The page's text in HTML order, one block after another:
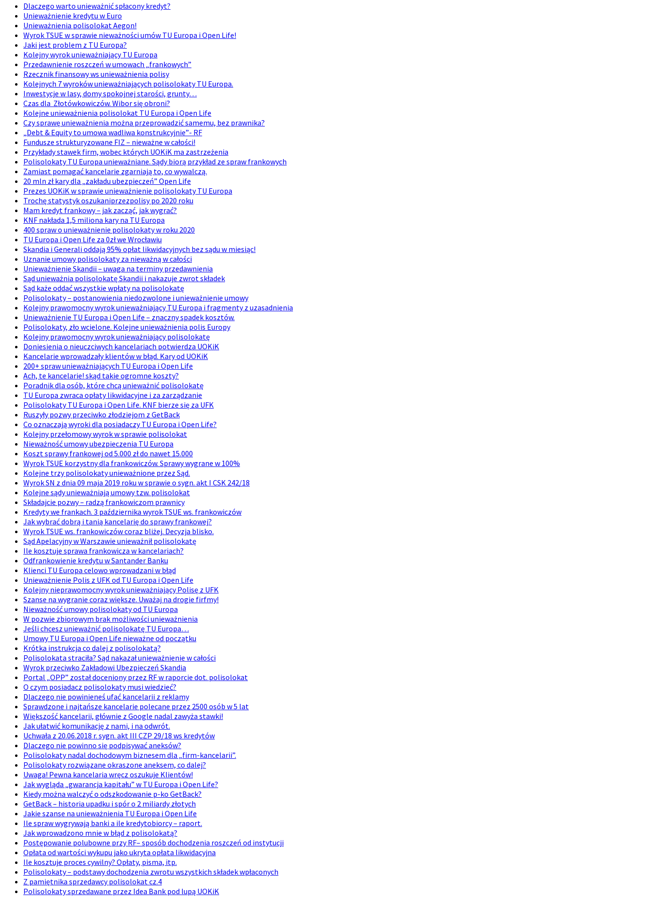
Dlaczego warto unieważnić spłacony kredyt?
Unieważnienie kredytu w Euro
Unieważnienia polisolokat Aegon!
Wyrok TSUE w sprawie nieważności umów TU Europa i Open Life!
Jaki jest problem z TU Europa?
Kolejny wyrok unieważniający TU Europa
Przedawnienie roszczeń w umowach „frankowych”
Rzecznik finansowy ws unieważnienia polisy
Kolejnych 7 wyroków unieważniających polisolokaty TU Europa.
Inwestycje w lasy, domy spokojnej starości, grunty…
Czas dla Złotówkowiczów. Wibor się obroni?
Kolejne unieważnienia polisolokat TU Europa i Open Life
Czy sprawę unieważnienia można przeprowadzić samemu, bez prawnika?
„Debt & Equity to umowa wadliwa konstrukcyjnie”- RF
Fundusze strukturyzowane FIZ – nieważne w całości!
Przykłady stawek firm, wobec których UOKiK ma zastrzeżenia
Polisolokaty TU Europa unieważniane. Sądy biorą przykład ze spraw frankowych
Zamiast pomagać kancelarie zgarniają to, co wywalczą.
20 mln zł kary dla „zakładu ubezpieczeń” Open Life
Prezes UOKiK w sprawie unieważnienie polisolokaty TU Europa
Trochę statystyk oszukaniprzezpolisy po 2020 roku
Mam kredyt frankowy – jak zacząć, jak wygrać?
KNF nakłada 1,5 miliona kary na TU Europa
400 spraw o unieważnienie polisolokaty w roku 2020
TU Europa i Open Life za 0zł we Wrocławiu
Skandia i Generali oddają 95% opłat likwidacyjnych bez sądu w miesiąc!
Uznanie umowy polisolokaty za nieważną w całości
Unieważnienie Skandii – uwaga na terminy przedawnienia
Sąd unieważnia polisolokatę Skandii i nakazuje zwrot składek
Sąd każe oddać wszystkie wpłaty na polisolokatę
Polisolokaty – postanowienia niedozwolone i unieważnienie umowy
Kolejny prawomocny wyrok unieważniający TU Europa i fragmenty z uzasadnienia
Unieważnienie TU Europa i Open Life – znaczny spadek kosztów.
Polisolokaty, zło wcielone. Kolejne unieważnienia polis Europy
Kolejny prawomocny wyrok unieważniający polisolokatę
Doniesienia o nieuczciwych kancelariach potwierdza UOKiK
Kancelarie wprowadzały klientów w błąd. Kary od UOKiK
200+ spraw unieważniających TU Europa i Open Life
Ach, te kancelarie! skąd takie ogromne koszty?
Poradnik dla osób, które chcą unieważnić polisolokatę
TU Europa zwraca opłaty likwidacyjne i za zarządzanie
Polisolokaty TU Europa i Open Life. KNF bierze się za UFK
Ruszyły pozwy przeciwko złodziejom z GetBack
Co oznaczają wyroki dla posiadaczy TU Europa i Open Life?
Kolejny przełomowy wyrok w sprawie polisolokat
Nieważność umowy ubezpieczenia TU Europa
Koszt sprawy frankowej od 5.000 zł do nawet 15.000
Wyrok TSUE korzystny dla frankowiczów. Sprawy wygrane w 100%
Kolejne trzy polisolokaty unieważnione przez Sąd.
Wyrok SN z dnia 09 maja 2019 roku w sprawie o sygn. akt I CSK 242/18
Kolejne sądy unieważniają umowy tzw. polisolokat
Składajcie pozwy – radzą frankowiczom prawnicy
Kredyty we frankach. 3 października wyrok TSUE ws. frankowiczów
Jak wybrać dobrą i tanią kancelarię do sprawy frankowej?
Wyrok TSUE ws. frankowiczów coraz bliżej. Decyzja blisko.
Sąd Apelacyjny w Warszawie unieważnił polisolokatę
Ile kosztuje sprawa frankowicza w kancelariach?
Odfrankowienie kredytu w Santander Banku
Klienci TU Europa celowo wprowadzani w błąd
Unieważnienie Polis z UFK od TU Europa i Open Life
Kolejny nieprawomocny wyrok unieważniający Polisę z UFK
Szanse na wygranie coraz większe. Uważaj na drogie firfmy!
Nieważność umowy polisolokaty od TU Europa
W pozwie zbiorowym brak możliwości unieważnienia
Jeśli chcesz unieważnić polisolokatę TU Europa…
Umowy TU Europa i Open Life nieważne od początku
Krótka instrukcja co dalej z polisolokatą?
Polisolokata straciła? Sąd nakazał unieważnienie w całości
Wyrok przeciwko Zakładowi Ubezpieczeń Skandia
Portal „OPP” został doceniony przez RF w raporcie dot. polisolokat
O czym posiadacz polisolokaty musi wiedzieć?
Dlaczego nie powinieneś ufać kancelarii z reklamy
Sprawdzone i najtańsze kancelarie polecane przez 2500 osób w 5 lat
Większość kancelarii, głównie z Google nadal zawyża stawki!
Jak ułatwić komunikację z nami, i na odwrót.
Uchwała z 20.06.2018 r. sygn. akt III CZP 29/18 ws kredytów
Dlaczego nie powinno się podpisywać aneksów?
Polisolokaty nadal dochodowym biznesem dla „firm-kancelarii”.
Polisolokaty rozwiązane okraszone aneksem, co dalej?
Uwaga! Pewna kancelaria wręcz oszukuje Klientów!
Jak wygląda „gwarancja kapitału” w TU Europa i Open Life?
Kiedy można walczyć o odszkodowanie p-ko GetBack?
GetBack – historia upadku i spór o 2 miliardy złotych
Jakie szanse na unieważnienia TU Europa i Open Life
Ile spraw wygrywają banki a ile kredytobiorcy – raport.
Jak wprowadzono mnie w błąd z polisolokatą?
Postępowanie polubowne przy RF– sposób dochodzenia roszczeń od instytucji
Opłata od wartości wykupu jako ukryta opłata likwidacyjna
Ile kosztuje proces cywilny? Opłaty, pisma, itp.
Polisolokaty – podstawy dochodzenia zwrotu wszystkich składek wpłaconych
Z pamiętnika sprzedawcy polisolokat cz.4
Polisolokaty sprzedawane przez Idea Bank pod lupą UOKiK